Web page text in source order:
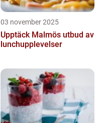
03 november 2025
Upptäck Malmös utbud av
lunchupplevelser